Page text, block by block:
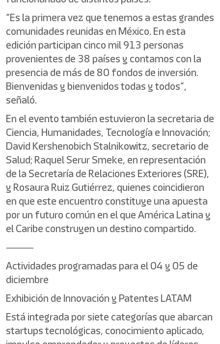
“Es la primera vez que tenemos a estas grandes
comunidades reunidas en México. En esta
edición participan cinco mil 913 personas
provenientes de 38 países y contamos con la
presencia de más de 80 fondos de inversión.
Bienvenidas y bienvenidos todas y todos”,
señaló.
En el evento también estuvieron la secretaria de
Ciencia, Humanidades, Tecnología e Innovación;
David Kershenobich Stalnikowitz, secretario de
Salud; Raquel Serur Smeke, en representación
de la Secretaría de Relaciones Exteriores (SRE),
y Rosaura Ruiz Gutiérrez, quienes coincidieron
en que este encuentro constituye una apuesta
por un futuro común en el que América Latina y
el Caribe construyen un destino compartido.
⸻
Actividades programadas para el 04 y 05 de
diciembre
Exhibición de Innovación y Patentes LATAM
Está integrada por siete categorías que abarcan
startups tecnológicas, conocimiento aplicado,